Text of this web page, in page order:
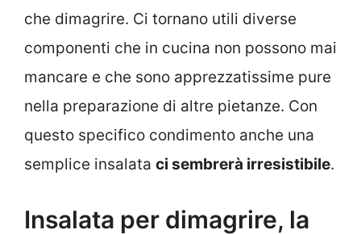
che dimagrire. Ci tornano utili diverse
componenti che in cucina non possono mai
mancare e che sono apprezzatissime pure
nella preparazione di altre pietanze. Con
questo specifico condimento anche una
semplice insalata ci sembrerà irresistibile.
Insalata per dimagrire, la